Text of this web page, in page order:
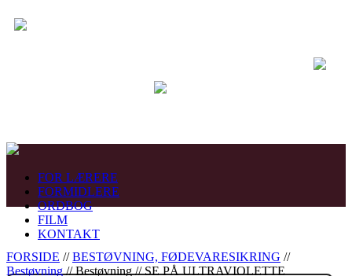
FOR LÆRERE
FORMIDLERE
ORDBOG
FILM
KONTAKT
FORSIDE //BESTØVNING, FØDEVARESIKRING //
Bestøvning// Bestøvning // SE PÅ ULTRAVIOLETTE